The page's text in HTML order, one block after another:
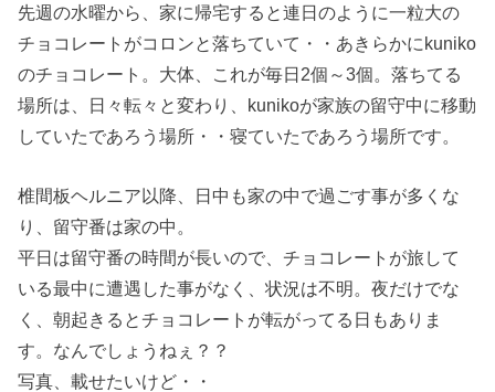
先週の水曜から、家に帰宅すると連日のように一粒大の
チョコレートがコロンと落ちていて・・あきらかにkuniko
のチョコレート。大体、これが毎日2個～3個。落ちてる
場所は、日々転々と変わり、kunikoが家族の留守中に移動
していたであろう場所・・寝ていたであろう場所です。
椎間板ヘルニア以降、日中も家の中で過ごす事が多くな
り、留守番は家の中。
平日は留守番の時間が長いので、チョコレートが旅して
いる最中に遭遇した事がなく、状況は不明。夜だけでな
く、朝起きるとチョコレートが転がってる日もありま
す。なんでしょうねぇ？？
写真、載せたいけど・・